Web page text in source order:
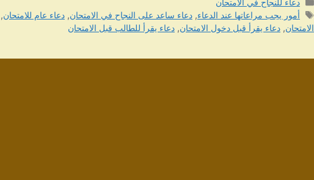
دعاء للنجاح في الامتحان
الوسوم
أمور يجب مراعاتها عند الدعاء,دعاء ساعد على النجاح في الامتحان,دعاء عام للامتحان
الامتحان, دعاء يقرأ قبل دخول الامتحان, دعاء يقرأ للطالب قبل الامتحان